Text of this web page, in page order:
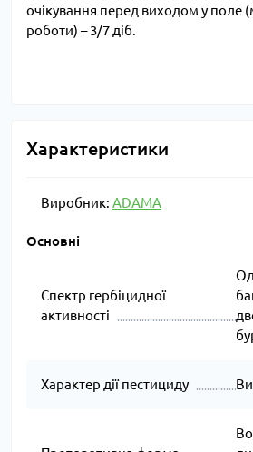
очікування перед виходом у поле
роботи) – 3/7 діб.
Характеристики
Виробник: ADAMA
Основні
Спектр гербіцидної
активності
Характер дії пестициду